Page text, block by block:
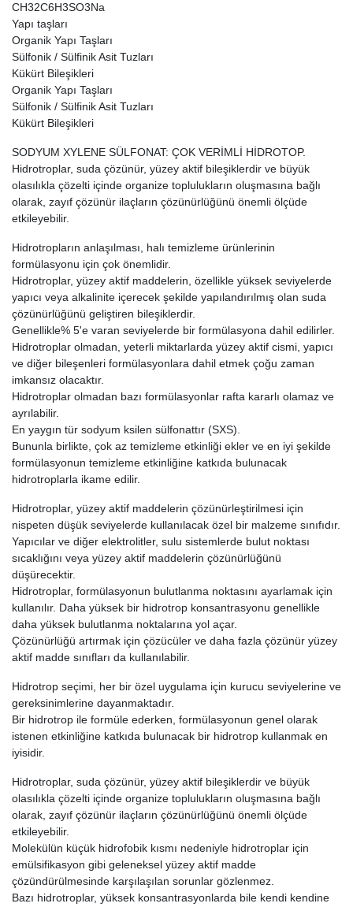
CH32C6H3SO3Na
Yapı taşları
Organik Yapı Taşları
Sülfonik / Sülfinik Asit Tuzları
Kükürt Bileşikleri
Organik Yapı Taşları
Sülfonik / Sülfinik Asit Tuzları
Kükürt Bileşikleri
SODYUM XYLENE SÜLFONAT: ÇOK VERİMLİ HİDROTOP.
Hidrotroplar, suda çözünür, yüzey aktif bileşiklerdir ve büyük
olasılıkla çözelti içinde organize toplulukların oluşmasına bağlı
olarak, zayıf çözünür ilaçların çözünürlüğünü önemli ölçüde
etkileyebilir.
Hidrotropların anlaşılması, halı temizleme ürünlerinin
formülasyonu için çok önemlidir.
Hidrotroplar, yüzey aktif maddelerin, özellikle yüksek seviyelerde
yapıcı veya alkalinite içerecek şekilde yapılandırılmış olan suda
çözünürlüğünü geliştiren bileşiklerdir.
Genellikle% 5'e varan seviyelerde bir formülasyona dahil edilirler.
Hidrotroplar olmadan, yeterli miktarlarda yüzey aktif cismi, yapıcı
ve diğer bileşenleri formülasyonlara dahil etmek çoğu zaman
imkansız olacaktır.
Hidrotroplar olmadan bazı formülasyonlar rafta kararlı olamaz ve
ayrılabilir.
En yaygın tür sodyum ksilen sülfonattır (SXS).
Bununla birlikte, çok az temizleme etkinliği ekler ve en iyi şekilde
formülasyonun temizleme etkinliğine katkıda bulunacak
hidrotroplarla ikame edilir.
Hidrotroplar, yüzey aktif maddelerin çözünürleştirilmesi için
nispeten düşük seviyelerde kullanılacak özel bir malzeme sınıfıdır.
Yapıcılar ve diğer elektrolitler, sulu sistemlerde bulut noktası
sıcaklığını veya yüzey aktif maddelerin çözünürlüğünü
düşürecektir.
Hidrotroplar, formülasyonun bulutlanma noktasını ayarlamak için
kullanılır. Daha yüksek bir hidrotrop konsantrasyonu genellikle
daha yüksek bulutlanma noktalarına yol açar.
Çözünürlüğü artırmak için çözücüler ve daha fazla çözünür yüzey
aktif madde sınıfları da kullanılabilir.
Hidrotrop seçimi, her bir özel uygulama için kurucu seviyelerine ve
gereksinimlerine dayanmaktadır.
Bir hidrotrop ile formüle ederken, formülasyonun genel olarak
istenen etkinliğine katkıda bulunacak bir hidrotrop kullanmak en
iyisidir.
Hidrotroplar, suda çözünür, yüzey aktif bileşiklerdir ve büyük
olasılıkla çözelti içinde organize toplulukların oluşmasına bağlı
olarak, zayıf çözünür ilaçların çözünürlüğünü önemli ölçüde
etkileyebilir.
Molekülün küçük hidrofobik kısmı nedeniyle hidrotroplar için
emülsifikasyon gibi geleneksel yüzey aktif madde
çözündürülmesinde karşılaşılan sorunlar gözlenmez.
Bazı hidrotroplar, yüksek konsantrasyonlarda bile kendi kendine